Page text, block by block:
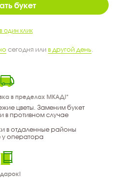
букет
один клик
сегодня или в другой день
в пределах МКАД!*
цветы. Заменим букет
в противном случае
в отдаленные районы
у оператора